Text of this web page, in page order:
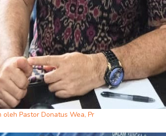
oleh Pastor Donatus Wea, Pr